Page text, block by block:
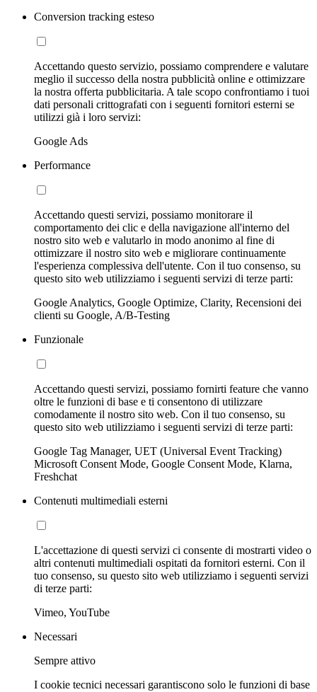
Conversion tracking esteso
Accettando questo servizio, possiamo comprendere e valutare
meglio il successo della nostra pubblicità online e ottimizzare
la nostra offerta pubblicitaria. A tale scopo confrontiamo i tuoi
dati personali crittografati con i seguenti fornitori esterni se
utilizzi già i loro servizi:
Google Ads
Performance
Accettando questi servizi, possiamo monitorare il
comportamento dei clic e della navigazione all'interno del
nostro sito web e valutarlo in modo anonimo al fine di
ottimizzare il nostro sito web e migliorare continuamente
l'esperienza complessiva dell'utente. Con il tuo consenso, su
questo sito web utilizziamo i seguenti servizi di terze parti:
Google Analytics, Google Optimize, Clarity, Recensioni dei
clienti su Google, A/B-Testing
Funzionale
Accettando questi servizi, possiamo fornirti feature che vanno
oltre le funzioni di base e ti consentono di utilizzare
comodamente il nostro sito web. Con il tuo consenso, su
questo sito web utilizziamo i seguenti servizi di terze parti:
Google Tag Manager, UET (Universal Event Tracking)
Microsoft Consent Mode, Google Consent Mode, Klarna,
Freshchat
Contenuti multimediali esterni
L'accettazione di questi servizi ci consente di mostrarti video o
altri contenuti multimediali ospitati da fornitori esterni. Con il
tuo consenso, su questo sito web utilizziamo i seguenti servizi
di terze parti:
Vimeo, YouTube
Necessari
Sempre attivo
I cookie tecnici necessari garantiscono solo le funzioni di base